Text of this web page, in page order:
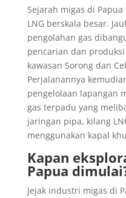
Sejarah migas di
LNG berskala besar.
pengolahan gas
pencarian dan
kawasan Sorong dan
Perjalanannya
pengelolaan lapangan
gas terpadu yang
jaringan pipa, kilang
menggunakan kapal
Kapan
Papua
Jejak industri migas di